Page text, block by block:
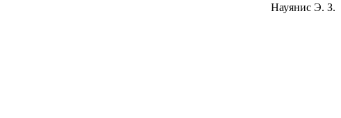
Науянис Э. З.